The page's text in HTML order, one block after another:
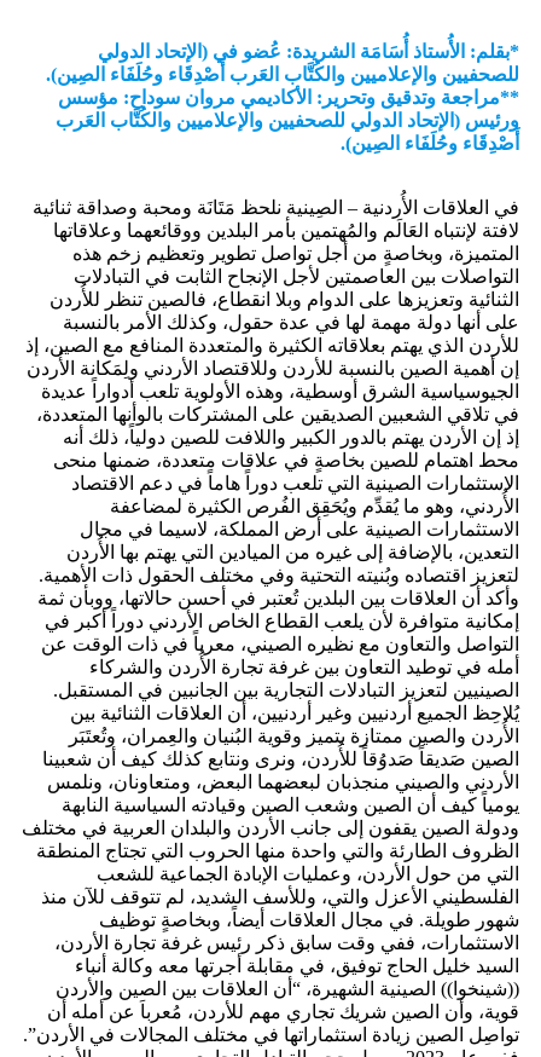
*بقلم: الأُستاذ أُسَامَة الشريدة: عُضو في (الإتحاد الدولي
للصحفيين والإعلاميين والكُتَّاب العَرب أَصْدِقَاء وحُلَفَاء الصِين).
**مراجعة وتدقيق وتحرير: الأكاديمي مروان سوداح: مؤسس
ورئيس (الإتحاد الدولي للصحفيين والإعلاميين والكُتَّاب العَرب
أَصْدِقَاء وحُلَفَاء الصِين).
في العلاقات الأُردنية – الصِينية نلحظ مَتَانَة ومحبة وصداقة ثنائية
لافتة لإنتباه العَالَم والمُهتمين بأمر البلدين ووقائعهما وعلاقاتها
المتميزة، وبخاصةٍ من أجل تواصل تطوير وتعظيم زخم هذه
التواصلات بين العاصمتين لأجل الإنجاح الثابت في التبادلات
الثنائية وتعزيزها على الدوام وبلا انقطاع، فالصين تنظر للأُردن
على أنها دولة مهمة لها في عدة حقول، وكذلك الأمر بالنسبة
للأردن الذي يهتم بعلاقاته الكثيرة والمتعددة المنافع مع الصين، إذ
إن أهمية الصين بالنسبة للأردن وللاقتصاد الأردني ولِمَكانة الأُردن
الجيوسياسية الشرق أوسطية، وهذه الأولوية تلعب أدواراً عديدة
في تلاقي الشعبين الصديقين على المشتركات بالوأنها المتعددة،
إذ إن الأردن يهتم بالدور الكبير واللافت للصين دولياً، ذلك أنه
محط اهتمام للصين بخاصةٍ في علاقات متعددة، ضمنها منحى
الاستثمارات الصينية التي تلعب دوراً هاماً في دعم الاقتصاد
الأُردني، وهو ما يُقدِّم ويُحَقِق الفُرص الكثيرة لمضاعفة
الاستثمارات الصينية على أرض المملكة، لاسيما في مجال
التعدين، بالإضافة إلى غيره من الميادين التي يهتم بها الأُردن
لتعزيز اقتصاده وبُنيته التحتية وفي مختلف الحقول ذات الأهمية.
وأكد أن العلاقات بين البلدين تُعتبر في أحسن حالاتها، ووبأن ثمة
إمكانية متوافرة لأن يلعب القطاع الخاص الأردني دوراً أكبر في
التواصل والتعاون مع نظيره الصيني، معرباً في ذات الوقت عن
أمله في توطيد التعاون بين غرفة تجارة الأُردن والشركاء
الصينيين لتعزيز التبادلات التجارية بين الجانبين في المستقبل.
يُلاحِظ الجميع أردنيين وغير أردنيين، أن العلاقات الثنائية بين
الأُردن والصين ممتازة بتميز وقوية البُنيان والعِمران، وتُعتَبَر
الصين صَديقاً صَدوُقاً للأُردن، ونرى ونتابع كذلك كيف أن شعبينا
الأردني والصيني منجذبان لبعضهما البعض، ومتعاونان، ونلمس
يومياً كيف أن الصين وشعب الصين وقيادته السياسية النابهة
ودولة الصين يقفون إلى جانب الأردن والبلدان العربية في مختلف
الظروف الطارئة والتي واحدة منها الحروب التي تجتاج المنطقة
التي من حول الأردن، وعمليات الإبادة الجماعية للشعب
الفلسطيني الأعزل والتي، وللأسف الشديد، لم تتوقف للآن منذ
شهور طويلة. في مجال العلاقات أيضاً، وبخاصةٍ توظيف
الاستثمارات، ففي وقت سابق ذكر رئيس غرفة تجارة الأردن،
السيد خليل الحاج توفيق، في مقابلة أجرتها معه وكالة أنباء
((شينخوا)) الصينية الشهيرة، “أن العلاقات بين الصين والأردن
قوية، وأن الصين شريك تجاري مهم للأردن، مُعرباَ عن أمله أن
تواصِل الصين زيادة استثماراتها في مختلف المجالات في الأردن”.